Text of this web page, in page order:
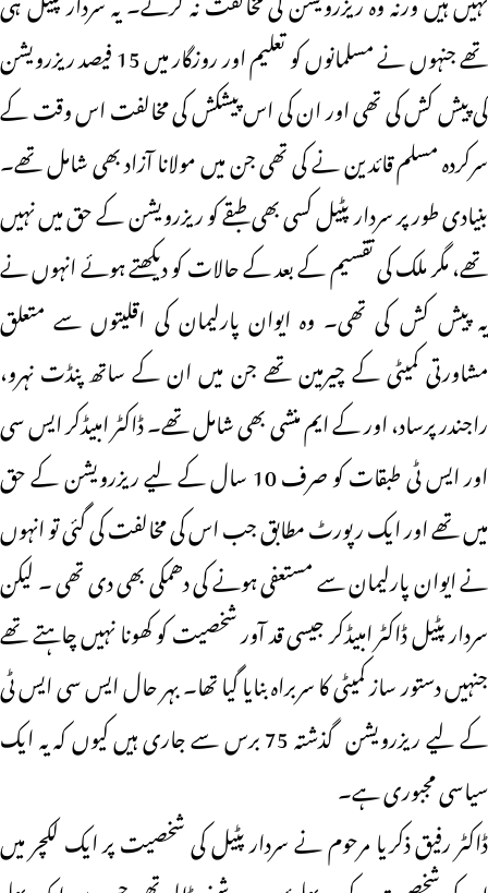
تھے جنہوں نے مسلمانوں کو تعلیم اور روزگار میں 15 فیصد ریزرویشن
کی پیش کش کی تھی اور ان کی اس پیشکش کی مخالفت اس وقت کے
سرکردہ مسلم قائدین نے کی تھی جن میں مولانا آزاد بھی شامل تھے۔
بنیادی طور پر سردار پٹیل کسی بھی طبقے کو ریزرویشن کے حق میں نہیں
تھے، مگر ملک کی تقسیم کے بعد کے حالات کو دیکھتے ہوئے انہوں نے
یہ پیش کش کی تھی۔ وہ ایوان پارلیمان کی اقلیتوں سے متعلق
مشاورتی کمیٹی کے چیرمین تھے جن میں ان کے ساتھ پنڈت نہرو،
راجندر پرساد، اور کے ایم منشی بھی شامل تھے۔ ڈاکٹر امبیڈکر ایس سی
اور ایس ٹی طبقات کو صرف 10 سال کے لیے ریزرویشن کے حق
میں تھے اور ایک رپورٹ مطابق جب اس کی مخالفت کی گئی تو انہوں
نے ایوان پارلیمان سے مستعفی ہونے کی دھمکی بھی دی تھی ۔ لیکن
سردار پٹیل ڈاکٹر امبیڈکر جیسی قد آور شخصیت کو کھونا نہیں چاہتے تھے
جنہیں دستور ساز کمیٹی کا سربراہ بنایا گیا تھا۔ بہر حال ایس سی ایس ٹی
کے لیے ریزرویشن گذشتہ 75 برس سے جاری ہیں کیوں کہ یہ ایک
سیاسی مجبوری ہے۔
ڈاکٹر رفیق ذکریا مرحوم نے سردار پٹیل کی شخصیت پر ایک لکچر میں